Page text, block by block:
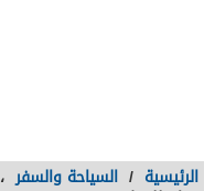
الرئيسية / السياحة والسفر ،